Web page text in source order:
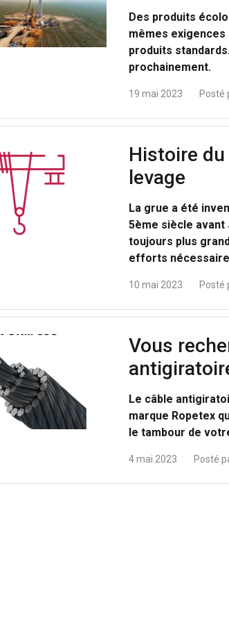
Des produits
mêmes
produits
prochainement.
19 mai 2023 Posté
Histoire du
levage
La grue a été
5ème siècle
toujours plus
efforts
10 mai 2023 Posté
Vous
Le câble
marque Ropetex
le tambour de
4 mai 2023 Posté
le contenu, les publicités et analyser
sur votre utilisation de notre site avec nos
avec d'autres informations que vous